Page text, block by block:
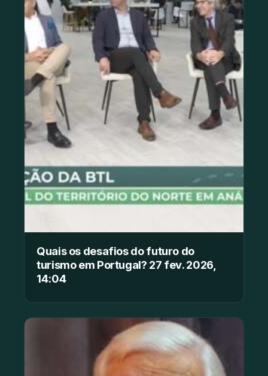
Quais os desafios do futuro do
turismo em Portugal? 27 fev. 2026,
14:04